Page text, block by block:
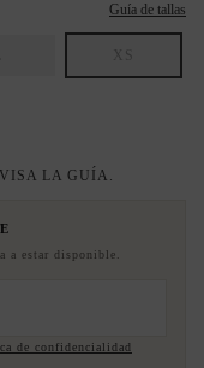
Guía de tallas
LA GUÍA.
a estar disponible.
de confidencialidad